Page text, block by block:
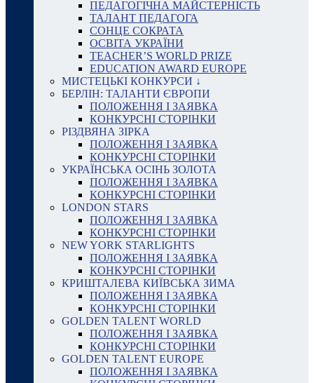
ПЕДАГОГІЧНА МАЙСТЕРНІСТЬ
ТАЛАНТ ПЕДАГОГА
СОНЦЕ СОКРАТА
ОСВІТА УКРАЇНИ
TEACHER’S WORLD PRIZE
EDUCATION AWARD EUROPE
МИСТЕЦЬКІ КОНКУРСИ ↓
БЕРЛІН: ТАЛАНТИ ЄВРОПИ
ПОЛОЖЕННЯ І ЗАЯВКА
КОНКУРСНІ СТОРІНКИ
РІЗДВЯНА ЗІРКА
ПОЛОЖЕННЯ І ЗАЯВКА
КОНКУРСНІ СТОРІНКИ
УКРАЇНСЬКА ОСІНЬ ЗОЛОТА
ПОЛОЖЕННЯ І ЗАЯВКА
КОНКУРСНІ СТОРІНКИ
LONDON STARS
ПОЛОЖЕННЯ І ЗАЯВКА
КОНКУРСНІ СТОРІНКИ
NEW YORK STARLIGHTS
ПОЛОЖЕННЯ І ЗАЯВКА
КОНКУРСНІ СТОРІНКИ
КРИШТАЛЕВА КИЇВСЬКА ЗИМА
ПОЛОЖЕННЯ І ЗАЯВКА
КОНКУРСНІ СТОРІНКИ
GOLDEN TALENT WORLD
ПОЛОЖЕННЯ І ЗАЯВКА
КОНКУРСНІ СТОРІНКИ
GOLDEN TALENT EUROPE
ПОЛОЖЕННЯ І ЗАЯВКА